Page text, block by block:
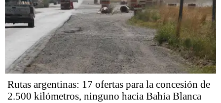
Rutas argentinas: 17 ofertas para la concesión de
2.500 kilómetros, ninguno hacia Bahía Blanca